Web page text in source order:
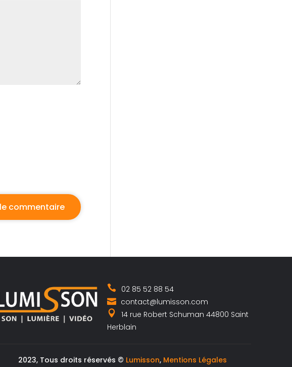
02 85 52 88 54
contact@lumisson.com
14 rue Robert Schuman 44800 Saint
Herblain
2023, Tous droits réservés © Lumisson, Mentions Légales